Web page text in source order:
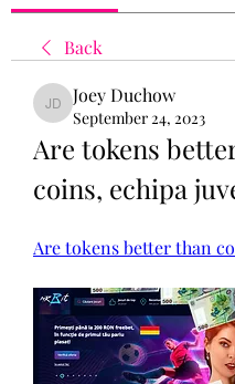
Back
Joey Duchow
Joey Duchow
September 24, 2023
Are tokens
coins, echipa
Are tokens better than